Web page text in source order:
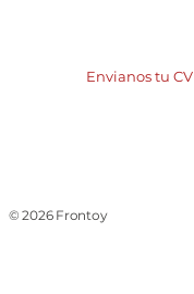
© 2026 Frontoy
Envianos tu CV